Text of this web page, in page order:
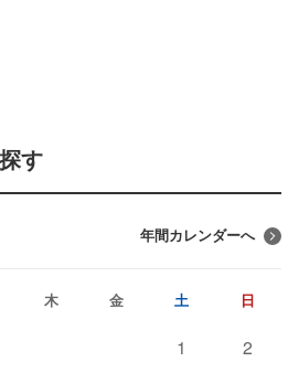
す
年間カレンダーへ
木 金 土 日
1
2